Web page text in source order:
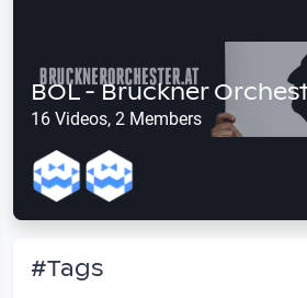
BOL - Bruckner
16 Videos, 2 Members
#Tags